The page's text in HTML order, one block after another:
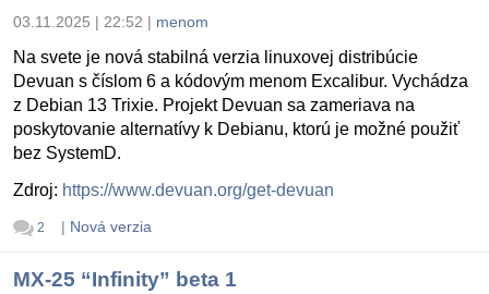
03.11.2025 | 22:52 | menom
Na svete je nová stabilná verzia linuxovej distribúcie
Devuan s číslom 6 a kódovým menom Excalibur. Vychádza
z Debian 13 Trixie. Projekt Devuan sa zameriava na
poskytovanie alternatívy k Debianu, ktorú je možné použiť
bez SystemD.
Zdroj: https://www.devuan.org/get-devuan
2 | Nová verzia
MX-25 “Infinity” beta 1